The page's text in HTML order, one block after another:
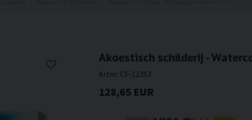
Akoestisch schilderij -
Artnr: CF-12353
128,65 EUR